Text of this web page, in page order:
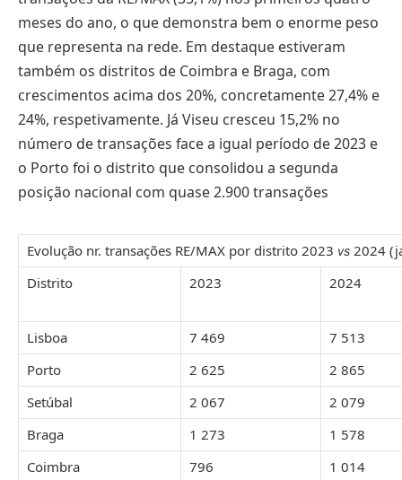
meses do ano, o que demonstra bem o enorme peso
que representa na rede. Em destaque estiveram
também os distritos de Coimbra e Braga, com
crescimentos acima dos 20%, concretamente 27,4% e
24%, respetivamente. Já Viseu cresceu 15,2% no
número de transações face a igual período de 2023 e
o Porto foi o distrito que consolidou a segunda
posição nacional com quase 2.900 transações
Evolução nr. transações RE/MAX por distrito 2023 vs 2024
Distrito
2023 2024
Lisboa 7 469
7 513
Porto
2 625
2 865
Setúbal
2 067
2 079
Braga
1 273
1 578
Coimbra
796
1 014